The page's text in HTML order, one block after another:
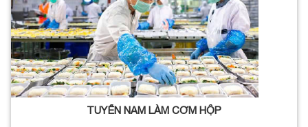
TUYỂN NAM LÀM CƠM HỘP